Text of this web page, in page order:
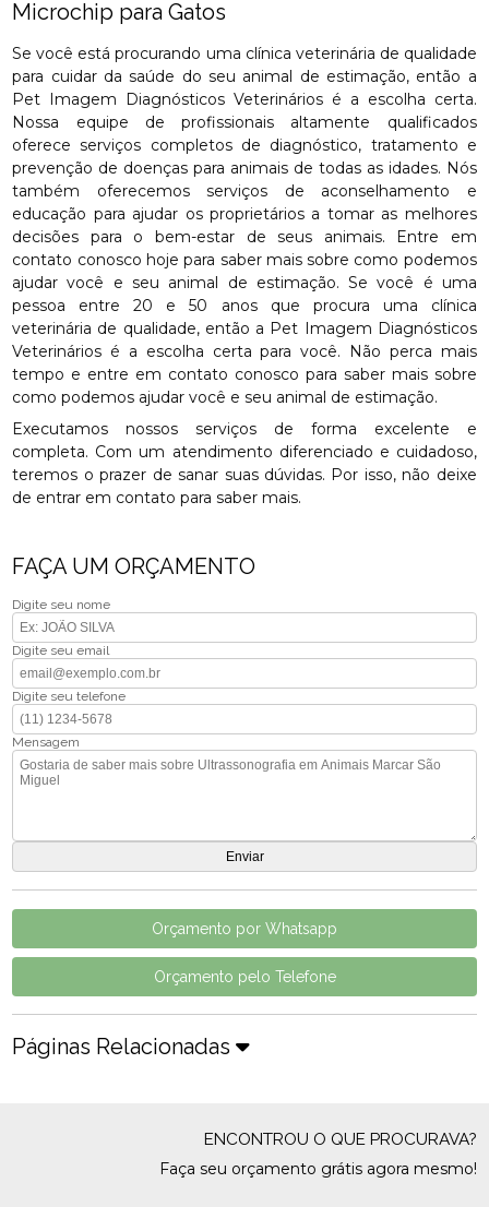
Microchip para Gatos
Se você está procurando uma clínica veterinária de qualidade
para cuidar da saúde do seu animal de estimação, então a
Pet Imagem Diagnósticos Veterinários é a escolha certa.
Nossa equipe de profissionais altamente qualificados
oferece serviços completos de diagnóstico, tratamento e
prevenção de doenças para animais de todas as idades. Nós
também oferecemos serviços de aconselhamento e
educação para ajudar os proprietários a tomar as melhores
decisões para o bem-estar de seus animais. Entre em
contato conosco hoje para saber mais sobre como podemos
ajudar você e seu animal de estimação. Se você é uma
pessoa entre 20 e 50 anos que procura uma clínica
veterinária de qualidade, então a Pet Imagem Diagnósticos
Veterinários é a escolha certa para você. Não perca mais
tempo e entre em contato conosco para saber mais sobre
como podemos ajudar você e seu animal de estimação.
Executamos nossos serviços de forma excelente e
completa. Com um atendimento diferenciado e cuidadoso,
teremos o prazer de sanar suas dúvidas. Por isso, não deixe
de entrar em contato para saber mais.
FAÇA UM ORÇAMENTO
Digite seu nome
Digite seu email
Digite seu telefone
Mensagem
Orçamento por Whatsapp
Orçamento pelo Telefone
Páginas Relacionadas
ENCONTROU O QUE PROCURAVA?
Faça seu orçamento grátis agora mesmo!